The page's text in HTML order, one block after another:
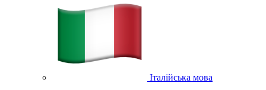
Італійська мова